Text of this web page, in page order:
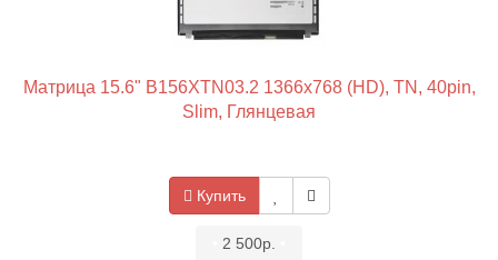
Матрица 15.6" B156XTN03.2 1366x768 (HD), TN, 40pin,
Slim, Глянцевая
Купить
2 500р.